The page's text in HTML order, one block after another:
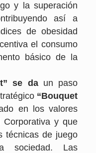
y la superación
así a
de obesidad
el consumo
básico de la
se daun paso
“Bouquet
en los valores
Corporativa y que
técnicas de juego
sociedad. Las